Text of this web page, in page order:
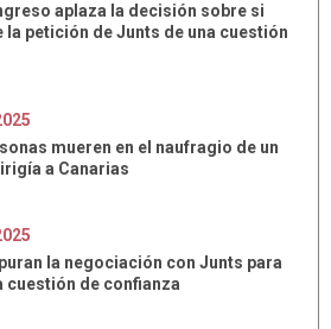
aplaza la decisión sobre si
petición de Junts de una cuestión
mueren en el naufragio de un
a Canarias
la negociación con Junts para
cuestión de confianza